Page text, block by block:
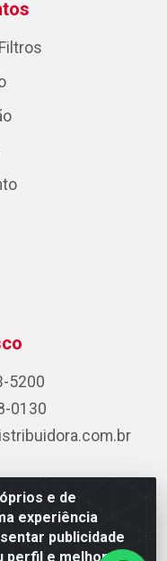
e de
experiência
publicidade
perfil e melhorar a
5200
0130
de Campos, 42 -
CEP 20.920-410 -
85